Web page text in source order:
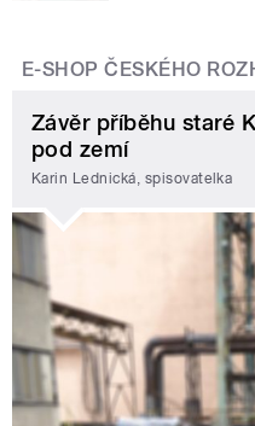
E-SHOP ČESKÉHO
Závěr příběhu staré
pod zemí
Karin Lednická, spisovatelka